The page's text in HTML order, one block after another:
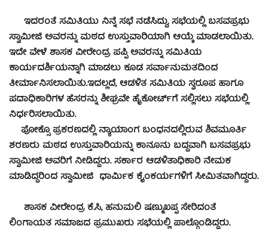
ಇದರಂತೆ ಸಮಿತಿಯು ನಿನ್ನೆ ಸಭೆ ನಡೆಸಿದ್ದು, ಸಭೆಯಲ್ಲಿ ಬಸವಪ್ರಭು
ಸ್ವಾಮೀಜಿ ಅವರನ್ನು ಮಠದ ಉಸ್ತುವಾರಿಯಾಗಿ ಆಯ್ಕೆ ಮಾಡಲಾಯಿತು.
ಇದೇ ವೇಳೆ ಶಾಸಕ ವೀರೇಂದ್ರ ಪಪ್ಪಿ ಅವರನ್ನು ಸಮಿತಿಯ
ಕಾರ್ಯದರ್ಶಿಯನ್ನಾಗಿ ಮಾಡಲು ಕೂಡ ಸರ್ವಾನುಮತದಿಂದ
ತೀರ್ಮಾನಿಸಲಾಯಿತು.ಇದಲ್ಲದೆ, ಆಡಳಿತ ಸಮಿತಿಯ ಸ್ವರೂಪ ಹಾಗೂ
ಪದಾಧಿಕಾರಿಗಳ ಹೆಸರನ್ನು ಶೀಘ್ರವೇ ಹೈಕೋರ್ಟ್‌ಗೆ ಸಲ್ಲಿಸಲು ಸಭೆಯಲ್ಲಿ
ನಿರ್ಧರಿಸಲಾಯಿತು.
ಪೋಕ್ಸೊ ಪ್ರಕರಣದಲ್ಲಿ ನ್ಯಾಯಾಂಗ ಬಂಧನದಲ್ಲಿರುವ ಶಿವಮೂರ್ತಿ
ಶರಣರು ಮಠದ ಉಸ್ತುವಾರಿಯನ್ನು ಕಾನೂನು ಬದ್ಧವಾಗಿ ಬಸವಪ್ರಭು
ಸ್ವಾಮೀಜಿ ಅವರಿಗೆ ನೀಡಿದ್ದರು. ಸರ್ಕಾರ ಆಡಳಿತಾಧಿಕಾರಿ ನೇಮಕ
ಮಾಡಿದ್ದರಿಂದ ಸ್ವಾಮೀಜಿ ಧಾರ್ಮಿಕ ಕೈಂಕರ್ಯಗಳಿಗೆ ಸೀಮಿತವಾಗಿದ್ದರು.
ಶಾಸಕ ವೀರೇಂದ್ರ ಕೆ.ಸಿ, ಹನುಮಲಿ ಷಣ್ಮುಖಪ್ಪ ಸೇರಿದಂತೆ
ಲಿಂಗಾಯತ ಸಮಾಜದ ಪ್ರಮುಖರು ಸಭೆಯಲ್ಲಿ ಪಾಲ್ಗೊಂಡಿದ್ದರು.